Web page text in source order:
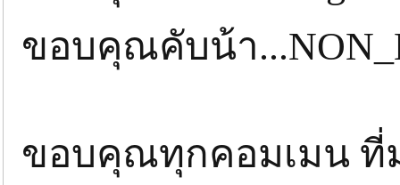
ขอบคุณคับน้า
ขอบคุณทุกคอมเมน ที่